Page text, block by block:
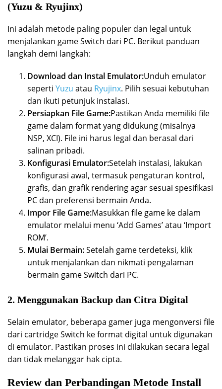
(Yuzu & Ryujinx)
Ini adalah metode paling populer dan legal untuk
menjalankan game Switch dari PC. Berikut panduan
langkah demi langkah:
Download dan Instal Emulator:Unduh emulator
seperti Yuzu atau Ryujinx. Pilih sesuai kebutuhan
dan ikuti petunjuk instalasi.
Persiapkan File Game:Pastikan Anda memiliki file
game dalam format yang didukung (misalnya
NSP, XCI). File ini harus legal dan berasal dari
salinan pribadi.
Konfigurasi Emulator:Setelah instalasi, lakukan
konfigurasi awal, termasuk pengaturan kontrol,
grafis, dan grafik rendering agar sesuai spesifikasi
PC dan preferensi bermain Anda.
Impor File Game:Masukkan file game ke dalam
emulator melalui menu ‘Add Games’ atau ‘Import
ROM’.
Mulai Bermain:Setelah game terdeteksi, klik
untuk menjalankan dan nikmati pengalaman
bermain game Switch dari PC.
2. Menggunakan Backup dan Citra Digital
Selain emulator, beberapa gamer juga mengonversi file
dari cartridge Switch ke format digital untuk digunakan
di emulator. Pastikan proses ini dilakukan secara legal
dan tidak melanggar hak cipta.
Review dan Perbandingan Metode Install